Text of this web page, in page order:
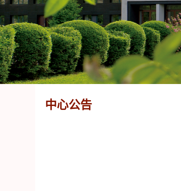
中心公告